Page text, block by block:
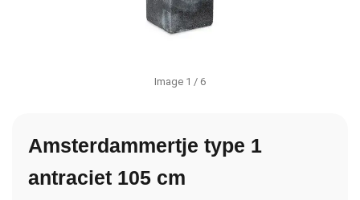
Image 1 / 6
Amsterdammertje type 1
antraciet 105 cm